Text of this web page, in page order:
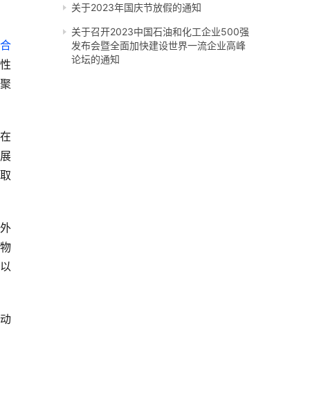
关于2023年国庆节放假的通知
关于召开2023中国石油和化工企业500强
发布会暨全面加快建设世界一流企业高峰
论坛的通知